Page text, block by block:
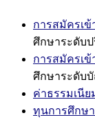
การสมัครเ
ศึกษาระดั
การสมัครเ
ศึกษาระดับ
ค่าธรรมเนี
ทุนการศึกษา